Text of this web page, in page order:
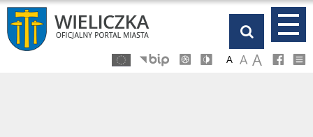
do
treści
do
do
do
A A A